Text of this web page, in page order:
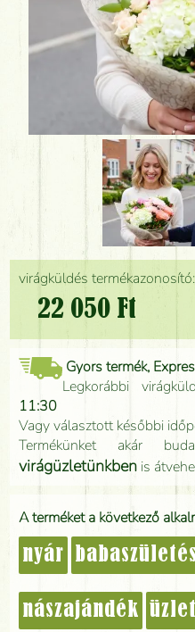
virágküldés
22 050 Ft
Gyors termék,
Legkorábbi
11:30
Vagy választott későbbi
Termékünket akár
virágüzletünkben is
A terméket a következő
nyár babaszületés
nászajándék